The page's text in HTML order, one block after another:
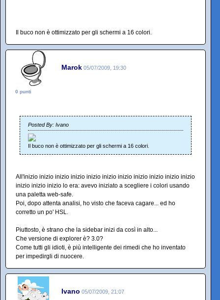
Il buco non è ottimizzato per gli schermi a 16 colori.
Marok 05/07/2009, 19:30
0 punti
Posted By: Ivano
Il buco non è ottimizzato per gli schermi a 16 colori.
All'inizio inizio inizio inizio inizio inizio inizio inizio inizio inizio inizio
inizio inizio inizio lo era: avevo iniziato a scegliere i colori usando
una paletta web-safe.
Poi, dopo attenta analisi, ho visto che faceva cagare... ed ho
corretto un po' HSL.
Piuttosto, è strano che la sidebar inizi da così in alto...
Che versione di explorer è? 3.0?
Come tutti gli idioti, è più intelligente dei rimedi che ho inventato
per impedirgli di nuocere.
Ivano 05/07/2009, 21:07